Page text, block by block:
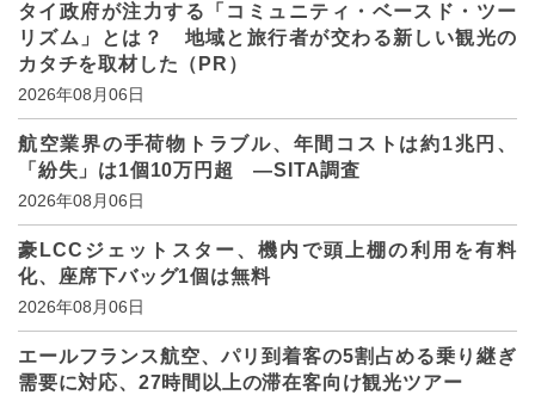
タイ政府が注力する「コミュニティ・ベースド・ツー
リズム」とは？ 地域と旅行者が交わる新しい観光の
カタチを取材した（PR）
2026年08月06日
航空業界の手荷物トラブル、年間コストは約1兆円、
「紛失」は1個10万円超 ―SITA調査
2026年08月06日
豪LCCジェットスター、機内で頭上棚の利用を有料
化、座席下バッグ1個は無料
2026年08月06日
エールフランス航空、パリ到着客の5割占める乗り継ぎ
需要に対応、27時間以上の滞在客向け観光ツアー